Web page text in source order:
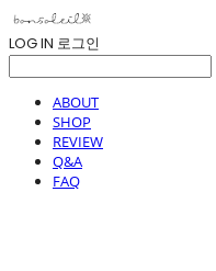
LOG IN 로그인
ABOUT
SHOP
REVIEW
Q&A
FAQ